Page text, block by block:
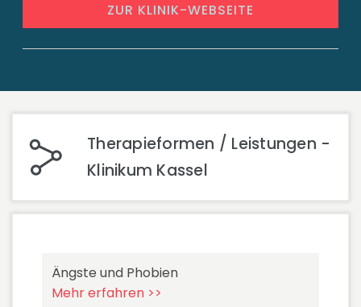
ZUR KLINIK-WEBSEITE
Therapieformen / Leistungen -
Klinikum Kassel
Ängste und Phobien
Mehr erfahren >>